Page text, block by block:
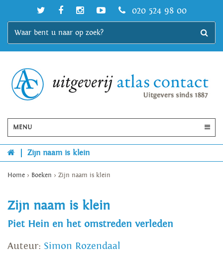
020 524 98 00
MENU
Zijn naam is klein
Home > Boeken > Zijn naam is klein
Zijn naam is klein
Piet Hein en het omstreden verleden
Auteur: Simon Rozendaal